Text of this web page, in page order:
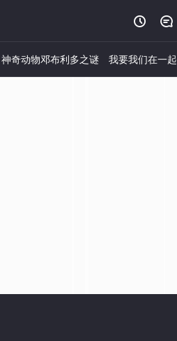
 
神奇动物邓布利多之谜 我要我们在一起